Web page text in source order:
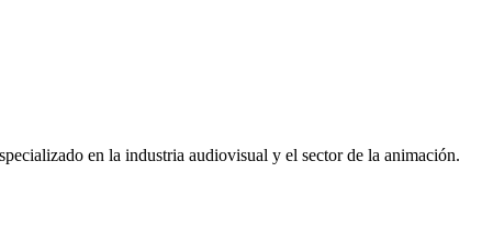
en la industria audiovisual y el sector de la animación.